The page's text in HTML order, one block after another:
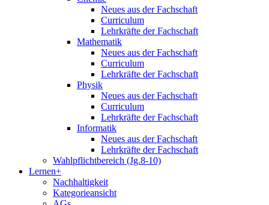
Neues aus der Fachschaft
Curriculum
Lehrkräfte der Fachschaft
Mathematik
Neues aus der Fachschaft
Curriculum
Lehrkräfte der Fachschaft
Physik
Neues aus der Fachschaft
Curriculum
Lehrkräfte der Fachschaft
Informatik
Neues aus der Fachschaft
Lehrkräfte der Fachschaft
Wahlpflichtbereich (Jg.8-10)
Lernen+
Nachhaltigkeit
Kategorieansicht